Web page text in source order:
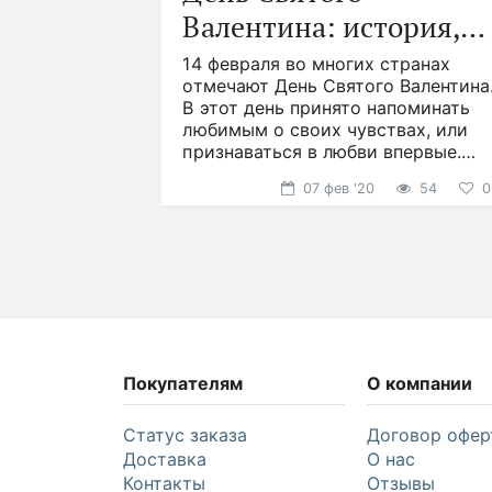
Валентина: история,
традиции и подарки
14 февраля во многих странах
отмечают День Святого Валентина.
В этот день принято напоминать
любимым о своих чувствах, или
признаваться в любви впервые.
07 фев '20 54 0
Покупателям
Статус заказа
Доставка
Контакты
О компании
Договор
О нас
Отзывы